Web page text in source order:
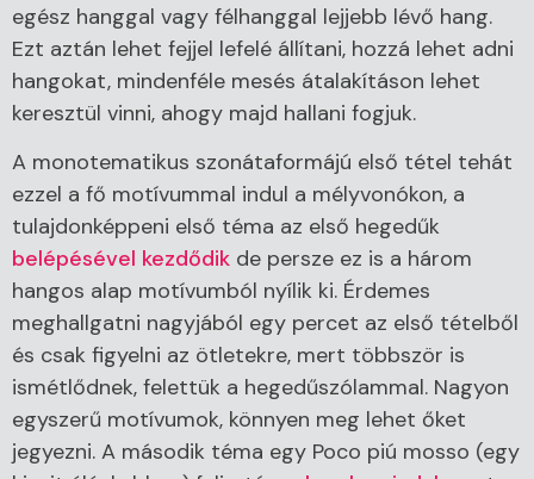
egész hanggal vagy félhanggal lejjebb lévő hang.
Ezt aztán lehet fejjel lefelé állítani, hozzá lehet adni
hangokat, mindenféle mesés átalakításon lehet
keresztül vinni, ahogy majd hallani fogjuk.
A monotematikus szonátaformájú első tétel tehát
ezzel a fő motívummal indul a mélyvonókon, a
tulajdonképpeni első téma az első hegedűk
belépésével kezdődik de persze ez is a három
hangos alap motívumból nyílik ki. Érdemes
meghallgatni nagyjából egy percet az első tételből
és csak figyelni az ötletekre, mert többször is
ismétlődnek, felettük a hegedűszólammal. Nagyon
egyszerű motívumok, könnyen meg lehet őket
jegyezni. A második téma egy Poco piú mosso (egy